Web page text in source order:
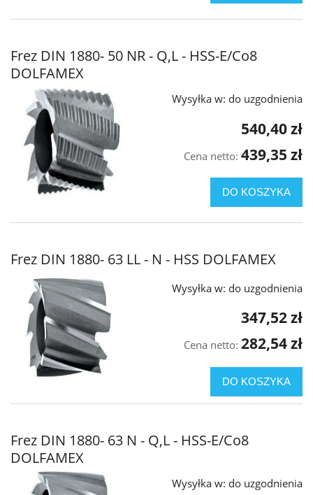
Frez DIN 1880- 50 NR - Q,L - HSS-E/Co8
DOLFAMEX
Wysyłka w: do uzgodnienia
540,40 zł
Cena netto: 439,35 zł
DO KOSZYKA
Frez DIN 1880- 63 LL - N - HSS DOLFAMEX
Wysyłka w: do uzgodnienia
347,52 zł
Cena netto: 282,54 zł
DO KOSZYKA
Frez DIN 1880- 63 N - Q,L - HSS-E/Co8
DOLFAMEX
Wysyłka w: do uzgodnienia